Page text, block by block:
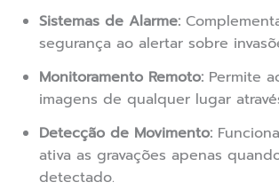
Sistemas de Alarme:
segurança ao alertar sobre
Monitoramento Remoto: Permite
imagens de qualquer lugar
Detecção de Movimento:
ativa as gravações apenas
detectado.